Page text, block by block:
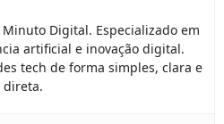
Digital. Especializado em
artificial e inovação digital.
tech de forma simples, clara e
direta.